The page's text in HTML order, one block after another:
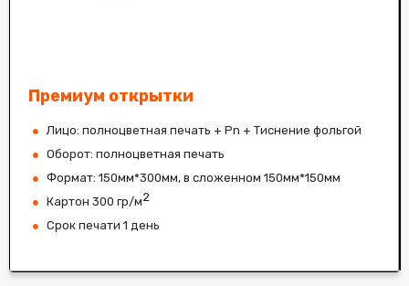
Премиум открытки
Лицо: полноцветная печать + Pn + Тиснение фольгой
Оборот: полноцветная печать
Формат: 150мм*300мм, в сложенном 150мм*150мм
Картон 300 гр/м2
Срок печати 1 день